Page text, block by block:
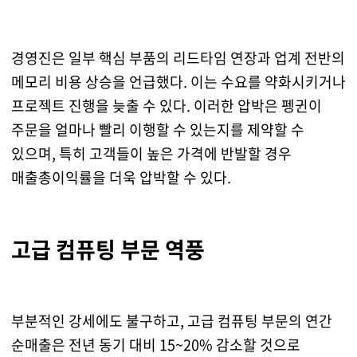
경영진은 일부 핵심 부품의 리드타임 연장과 업계 전반의
메모리 비용 상승을 언급했다. 이는 수요를 약화시키거나
프로젝트 진행을 늦출 수 있다. 이러한 압박은 펭귄이
주문을 얼마나 빨리 이행할 수 있는지를 제약할 수
있으며, 특히 고객들이 높은 가격에 반발할 경우
매출총이익률을 더욱 압박할 수 있다.
고급 컴퓨팅 부문 역풍
부분적인 강세에도 불구하고, 고급 컴퓨팅 부문의 연간
순매출은 전년 동기 대비 15~20% 감소할 것으로